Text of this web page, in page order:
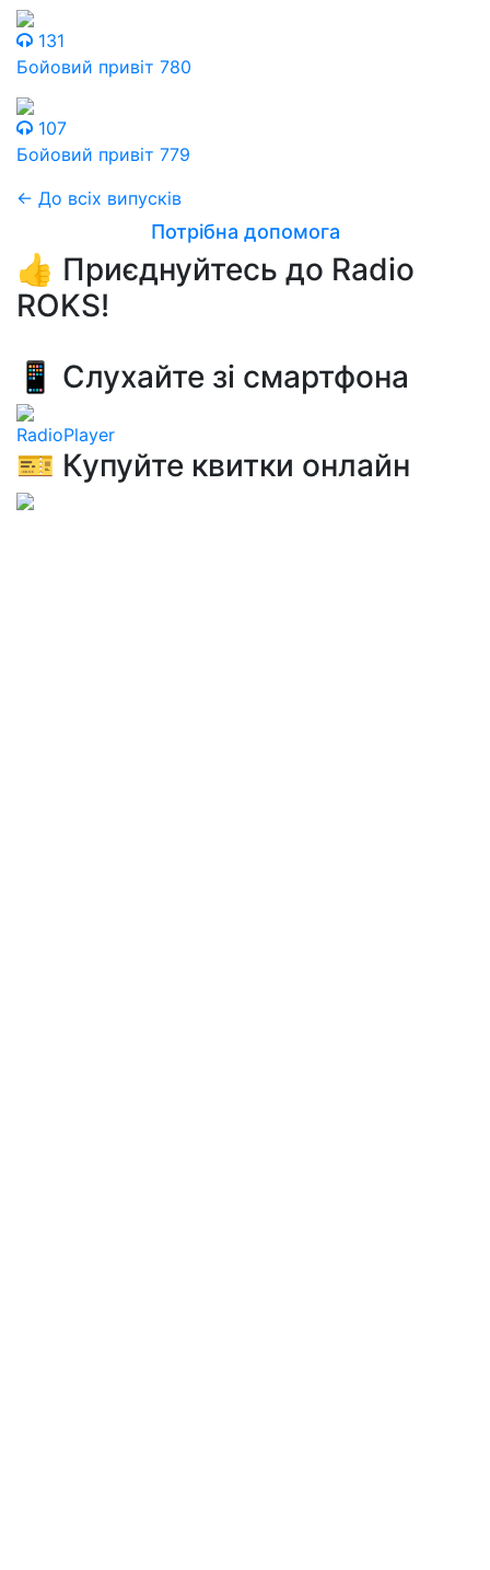
131
Бойовий привіт 780
107
Бойовий привіт 779
← До всіх випусків
Потрібна допомога
👍 Приєднуйтесь до Radio
ROKS!
📱 Слухайте зі смартфона
RadioPlayer
🎫 Купуйте квитки онлайн